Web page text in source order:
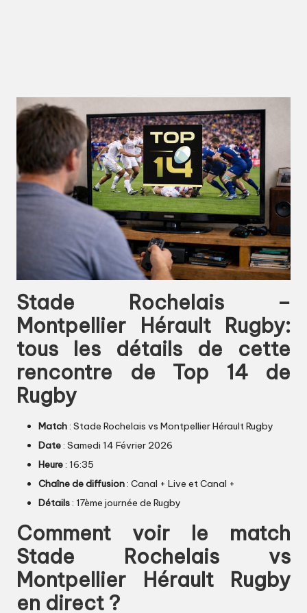
Stade Rochelais –
Montpellier Hérault Rugby:
tous les détails de cette
rencontre de Top 14 de
Rugby
Match: Stade Rochelais vs Montpellier Hérault Rugby
Date: Samedi 14 Février 2026
Heure: 16:35
Chaîne de diffusion: Canal + Live et Canal +
Détails: 17ème journée de Rugby
Comment voir le match
Stade Rochelais vs
Montpellier Hérault Rugby
en direct ?